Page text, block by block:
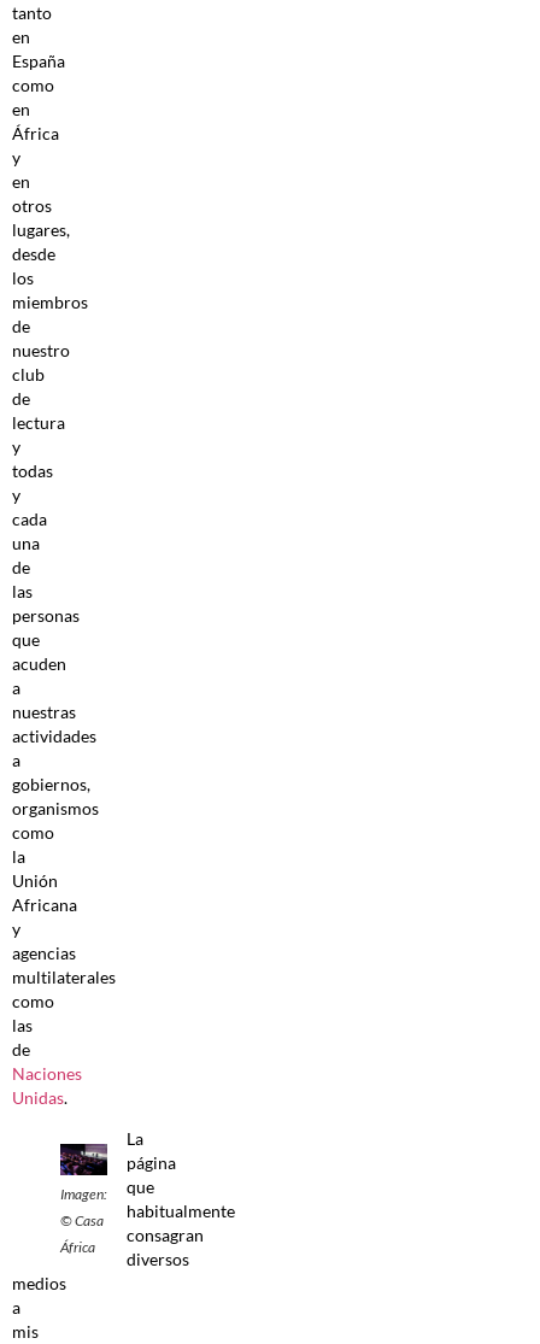
tanto
en
España
como
en
África
y
en
otros
lugares,
desde
los
miembros
de
nuestro
club
de
lectura
y
todas
y
cada
una
de
las
personas
que
acuden
a
nuestras
actividades
a
gobiernos,
organismos
como
la
Unión
Africana
y
agencias
multilaterales
como
las
de
Naciones
Unidas.
Imagen:
© Casa
África
La
página
que
habitualmente
consagran
diversos
medios
a
mis